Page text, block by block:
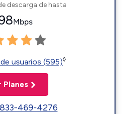
descarga de hasta
Mbps
usuarios (595)◊
Planes
833-469-4276